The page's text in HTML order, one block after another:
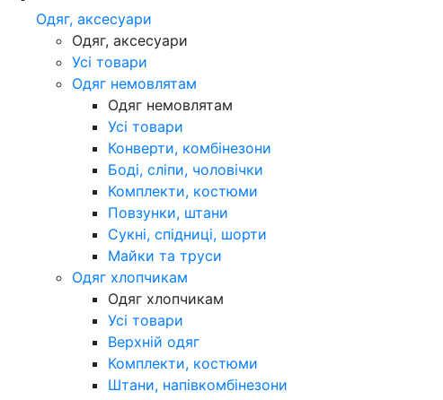
Одяг, аксесуари
Одяг, аксесуари
Усі товари
Одяг немовлятам
Одяг немовлятам
Усі товари
Конверти, комбінезони
Боді, сліпи, чоловічки
Комплекти, костюми
Повзунки, штани
Сукні, спідниці, шорти
Майки та труси
Одяг хлопчикам
Одяг хлопчикам
Усі товари
Верхній одяг
Комплекти, костюми
Штани, напівкомбінезони